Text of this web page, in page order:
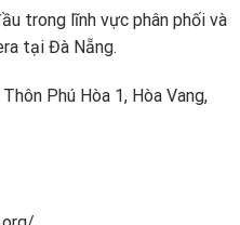
trong lĩnh vực phân phối và
tại Đà Nẵng.
Phú Hòa 1, Hòa Vang,